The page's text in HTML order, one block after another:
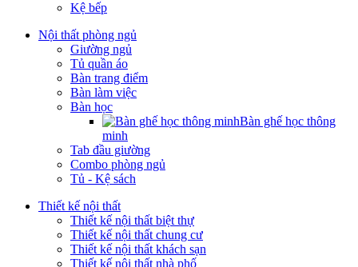
Kệ bếp
Nội thất phòng ngủ
Giường ngủ
Tủ quần áo
Bàn trang điểm
Bàn làm việc
Bàn học
Bàn ghế học thông
minh
Tab đầu giường
Combo phòng ngủ
Tủ - Kệ sách
Thiết kế nội thất
Thiết kế nội thất biệt thự
Thiết kế nội thất chung cư
Thiết kế nội thất khách sạn
Thiết kế nội thất nhà phố